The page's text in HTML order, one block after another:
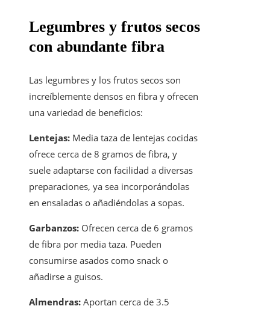
Legumbres y frutos secos
con abundante fibra
Las legumbres y los frutos secos son
increíblemente densos en fibra y ofrecen
una variedad de beneficios:
Lentejas: Media taza de lentejas cocidas
ofrece cerca de 8 gramos de fibra, y
suele adaptarse con facilidad a diversas
preparaciones, ya sea incorporándolas
en ensaladas o añadiéndolas a sopas.
Garbanzos: Ofrecen cerca de 6 gramos
de fibra por media taza. Pueden
consumirse asados como snack o
añadirse a guisos.
Almendras: Aportan cerca de 3.5